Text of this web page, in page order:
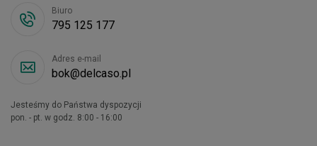
Biuro
795 125 177
Adres e-mail
bok@delcaso.pl
Jesteśmy do Państwa dyspozycji
pon. - pt. w godz. 8:00 - 16:00